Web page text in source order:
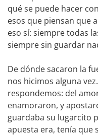
qué se puede hacer
esos que piensan que
eso sí: siempre todas
siempre sin guardar
De dónde sacaron la
nos hicimos alguna
respondemos: del
enamoraron, y
guardaba su lugarcito
apuesta era, tenía que